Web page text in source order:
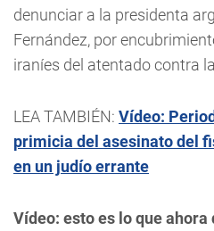
denunciar a la presidenta
Fernández, por
iraníes del atentado contra
LEA TAMBIÉN: Vídeo:
primicia del asesinato del
en un judío errante
Vídeo: esto es lo que